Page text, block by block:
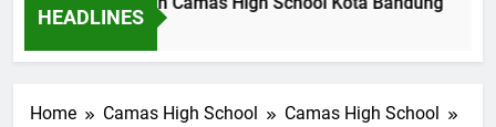
HEADLINES
Home Camas High School
Camas High School